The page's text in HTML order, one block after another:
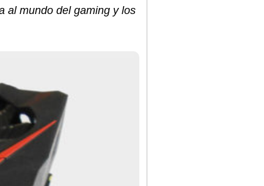
al mundo del gaming y los